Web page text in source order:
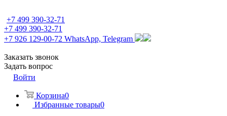
+7 499 390-32-71
+7 499 390-32-71
+7 926 129-00-72 WhatsApp, Telegram
Заказать звонок
Задать вопрос
Войти
Корзина0
Избранные товары0